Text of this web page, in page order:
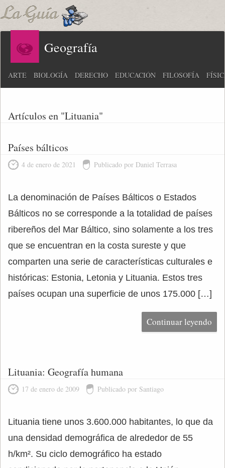
Geografía
ARTE BIOLOGÍA DERECHO EDUCACIÓN FILOSOFÍA
Artículos en "Lituania"
Países bálticos
4 de enero de 2021 Publicado por Daniel Terrasa
La denominación de Países Bálticos o Estados
Bálticos no se corresponde a la totalidad de países
ribereños del Mar Báltico, sino solamente a los tres
que se encuentran en la costa sureste y que
comparten una serie de características culturales e
históricas: Estonia, Letonia y Lituania. Estos tres
países ocupan una superficie de unos 175.000 […]
Continuar leyendo
Lituania: Geografía humana
17 de enero de 2009 Publicado por Santiago
Lituania tiene unos 3.600.000 habitantes, lo que da
una densidad demográfica de alrededor de 55
h/km². Su ciclo demográfico ha estado